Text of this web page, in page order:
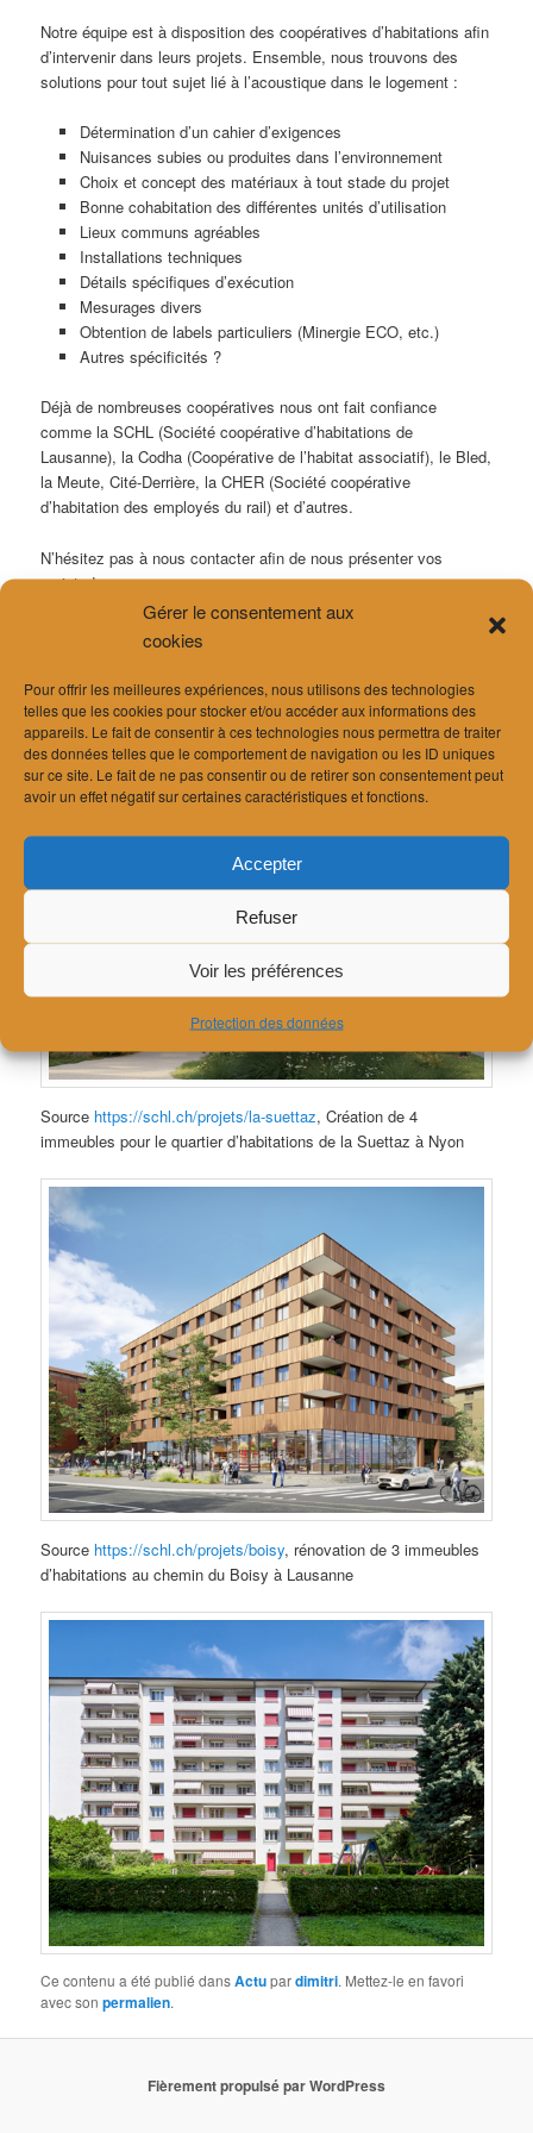
Gérer le consentement aux
cookies
Pour offrir les meilleures expériences, nous utilisons des technologies
telles que les cookies pour stocker et/ou accéder aux informations des
appareils. Le fait de consentir à ces technologies nous permettra de traiter
des données telles que le comportement de navigation ou les ID uniques
sur ce site. Le fait de ne pas consentir ou de retirer son consentement peut
avoir un effet négatif sur certaines caractéristiques et fonctions.
Accepter
Refuser
Voir les préférences
Protection des données
Notre équipe est à disposition des coopératives d’habitations afin
d’intervenir dans leurs projets. Ensemble, nous trouvons des
solutions pour tout sujet lié à l’acoustique dans le logement :
Détermination d’un cahier d’exigences
Nuisances subies ou produites dans l’environnement
Choix et concept des matériaux à tout stade du projet
Bonne cohabitation des différentes unités d’utilisation
Lieux communs agréables
Installations techniques
Détails spécifiques d’exécution
Mesurages divers
Obtention de labels particuliers (Minergie ECO, etc.)
Autres spécificités ?
Déjà de nombreuses coopératives nous ont fait confiance
comme la SCHL (Société coopérative d’habitations de
Lausanne), la Codha (Coopérative de l’habitat associatif), le Bled,
la Meute, Cité-Derrière, la CHER (Société coopérative
d’habitation des employés du rail) et d’autres.
N’hésitez pas à nous contacter afin de nous présenter vos
projets !
Quelques exemples :
Sourcehttps://schl.ch/projets/bussigny-iii, Création de 2
immeubles à Bussigny, projet sur concours
Source https://schl.ch/projets/la-suettaz, Création de 4
immeubles pour le quartier d’habitations de la Suettaz à Nyon
Source https://schl.ch/projets/boisy, rénovation de 3 immeubles
d’habitations au chemin du Boisy à Lausanne
Ce contenu a été publié dansActupardimitri. Mettez-le en favori
avec sonpermalien.
Fièrement propulsé par WordPress